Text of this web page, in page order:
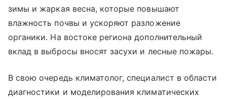
зимы и жаркая весна, которые повышают
влажность почвы и ускоряют разложение
органики. На востоке региона дополнительный
вклад в выбросы вносят засухи и лесные пожары.
В свою очередь климатолог, специалист в области
диагностики и моделирования климатических